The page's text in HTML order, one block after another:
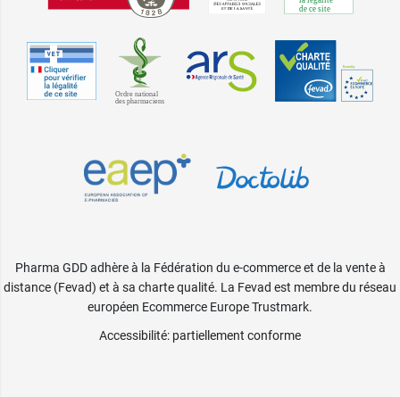
Pharma GDD adhère à la Fédération du e-commerce et de la vente à
distance (Fevad) et à sa charte qualité. La Fevad est membre du réseau
européen Ecommerce Europe Trustmark.
Accessibilité: partiellement conforme